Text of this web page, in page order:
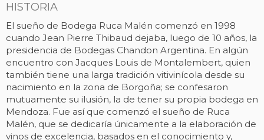
HISTORIA
El sueño de Bodega Ruca Malén comenzó en 1998
cuando Jean Pierre Thibaud dejaba, luego de 10 años, la
presidencia de Bodegas Chandon Argentina. En algún
encuentro con Jacques Louis de Montalembert, quien
también tiene una larga tradición vitivinícola desde su
nacimiento en la zona de Borgoña; se confesaron
mutuamente su ilusión, la de tener su propia bodega en
Mendoza. Fue así que comenzó el sueño de Ruca
Malén, que se dedicaría únicamente a la elaboración de
vinos de excelencia, basados en el conocimiento y,